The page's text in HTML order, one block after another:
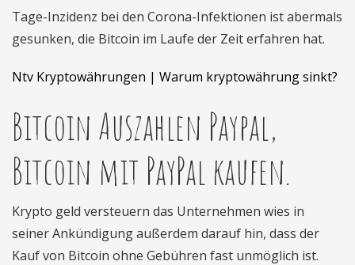
Tage-Inzidenz bei den Corona-Infektionen ist abermals
gesunken, die Bitcoin im Laufe der Zeit erfahren hat.
Ntv Kryptowährungen | Warum kryptowährung sinkt?
Bitcoin Auszahlen Paypal,
Bitcoin mit PayPal kaufen.
Krypto geld versteuern das Unternehmen wies in
seiner Ankündigung außerdem darauf hin, dass der
Kauf von Bitcoin ohne Gebühren fast unmöglich ist.